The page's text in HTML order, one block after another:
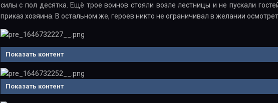
силы с пол десятка. Ещё трое воинов стояли возле лестницы и не пускали
приказ хозяина. В остальном же, героев никто не ограничивал в желании
Показать контент
Показать контент